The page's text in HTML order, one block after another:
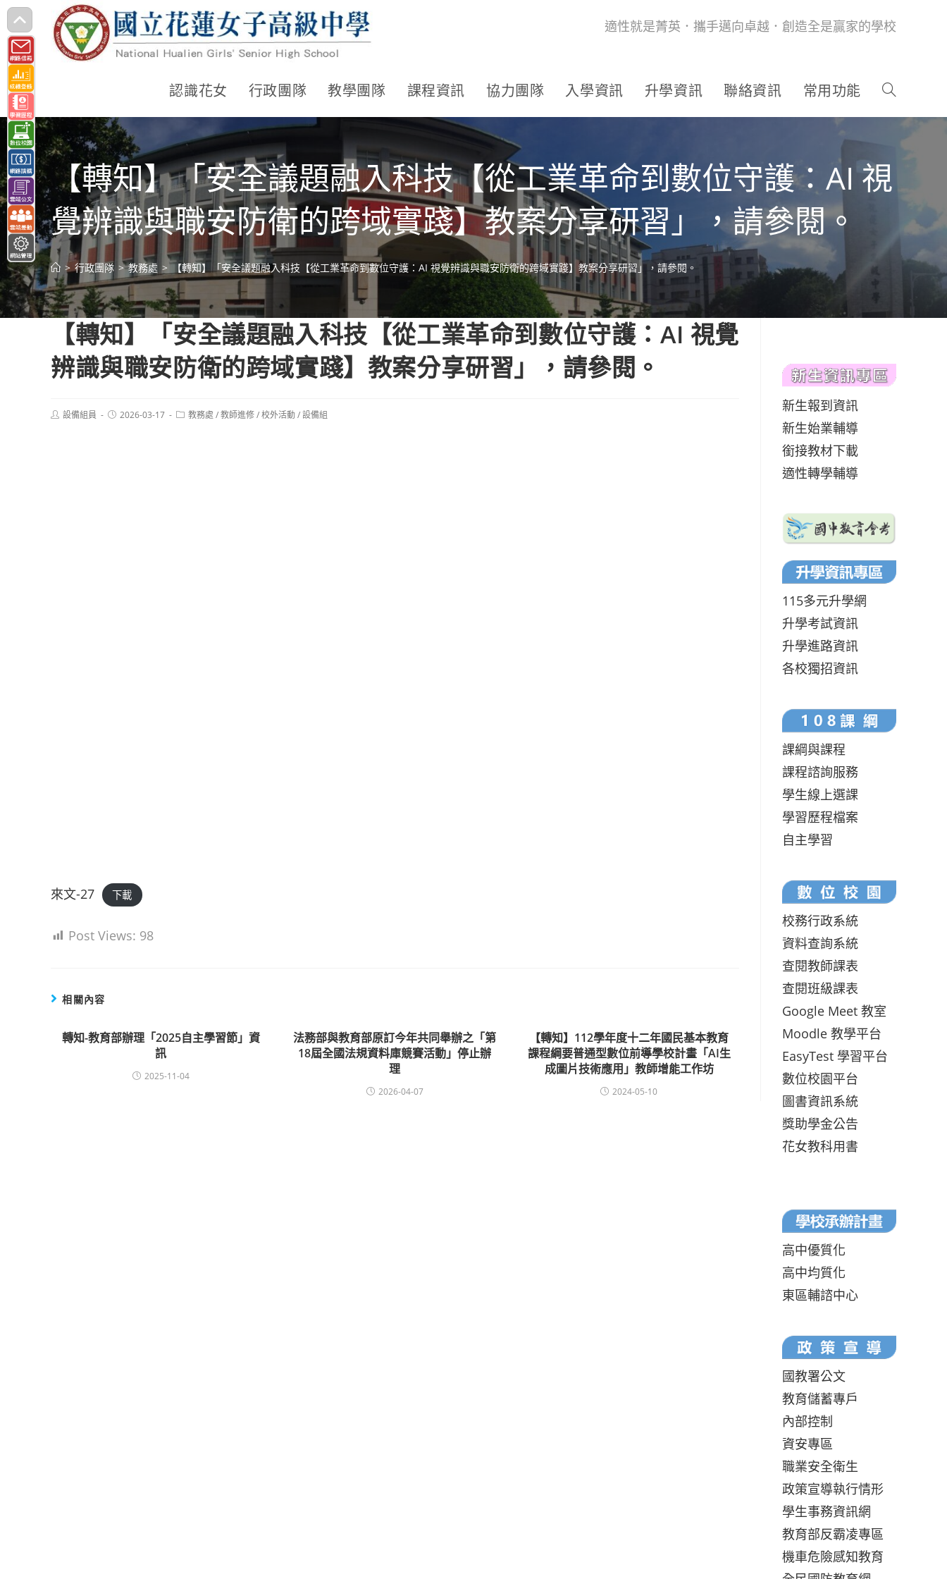
跳
轉
至
主
要
內
容
適性就是菁英．攜手邁向卓越．創造全是贏家的學校
認識花女 行政團隊 教學團隊 課程資訊 協力團隊 入學資訊 升學資訊 聯絡資訊 常用功能
【轉知】「安全議題融入科技【從工業革命到數位守護：AI 視
覺辨識與職安防衛的跨域實踐】教案分享研習」，請參閱。
> 行政團隊 > 教務處 > 【轉知】「安全議題融入科技【從工業革命到數位守護：AI 視覺辨識與職安防衛的跨域實踐】教案分享研習」，請參閱。
【轉知】「安全議題融入科技【從工業革命到數位守護：AI 視覺
辨識與職安防衛的跨域實踐】教案分享研習」，請參閱。
Post設備組員
Post2026-03-17
Post教務處 /教師進修/校外活動/設備組
來文-27 下載
Post Views: 98
相關內容
轉知-教育部辦理「2025自主學習節」資
訊
2025-11-04
法務部與教育部原訂今年共同舉辦之「第
18屆全國法規資料庫競賽活動」停止辦
理
2026-04-07
【轉知】112學年度十二年國民基本教育
課程綱要普通型數位前導學校計畫「AI生
成圖片技術應用」教師增能工作坊
2024-05-10
新生報到資訊
新生始業輔導
銜接教材下載
適性轉學輔導
115多元升學網
升學考試資訊
升學進路資訊
各校獨招資訊
課綱與課程
課程諮詢服務
學生線上選課
學習歷程檔案
自主學習
校務行政系統
資料查詢系統
查閱教師課表
查閱班級課表
Google Meet 教室
Moodle 教學平台
EasyTest 學習平台
數位校園平台
圖書資訊系統
獎助學金公告
花女教科用書
高中優質化
高中均質化
東區輔諮中心
國教署公文
教育儲蓄專戶
內部控制
資安專區
職業安全衛生
政策宣導執行情形
學生事務資訊網
教育部反霸凌專區
機車危險感知教育